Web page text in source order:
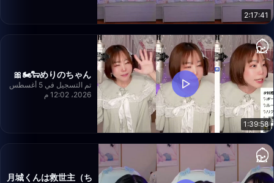
2:17:41
1:39:58
めりのちゃん🐑🏍️🎀
تم التسجيل في 5 أغسطس
2026، 12:02 م
月城くんは救世主（ち